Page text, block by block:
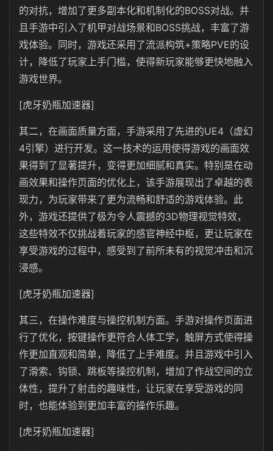
的对抗，增加了更多副本化和机制化的BOSS对战。并
且手游中引入了机甲对战场景和BOSS挑战，丰富了游
戏体验。同时，游戏还采用了流派构筑+策略PVE的设
计，降低了玩家上手门槛，使得新玩家能够更快地融入
游戏世界。
[虎牙奶瓶加速器]
其二，在画面质量方面，手游采用了先进的UE4（虚幻
4引擎）进行开发。这一技术的运用使得游戏的画面效
果得到了显著提升，变得更加细腻和真实。特别是在动
画效果和操作页面的优化上，该手游展现出了卓越的表
现力，为玩家带来了更为流畅和舒适的游戏体验。此
外，游戏还提供了极为令人震撼的3D物理视觉特效，
这些特效不仅挑战着玩家的感官神经中枢，更让玩家在
享受游戏的过程中，感受到了前所未有的视觉冲击和沉
浸感。
[虎牙奶瓶加速器]
其三，在操作难度与操控机制方面。手游对操作页面进
行了优化，按键操作更符合人体工学，触屏方式使得操
作更加直观和简单，降低了上手难度。并且游戏中引入
了滑索、钩锁、跳板等操控机制，增加了作战空间的立
体性，提升了射击的趣味性，让玩家在享受游戏的同
时，也能体验到更加丰富的操作乐趣。
[虎牙奶瓶加速器]